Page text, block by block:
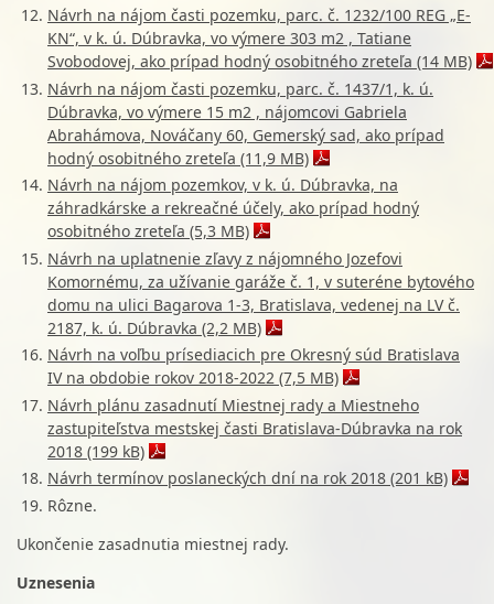
Návrh na nájom časti pozemku, parc. č. 1232/100 REG „E-
KN“, v k. ú. Dúbravka, vo výmere 303 m2 , Tatiane
Svobodovej, ako prípad hodný osobitného zreteľa (14 MB)
Návrh na nájom časti pozemku, parc. č. 1437/1, k. ú.
Dúbravka, vo výmere 15 m2 , nájomcovi Gabriela
Abrahámova, Nováčany 60, Gemerský sad, ako prípad
hodný osobitného zreteľa (11,9 MB)
Návrh na nájom pozemkov, v k. ú. Dúbravka, na
záhradkárske a rekreačné účely, ako prípad hodný
osobitného zreteľa (5,3 MB)
Návrh na uplatnenie zľavy z nájomného Jozefovi
Komornému, za užívanie garáže č. 1, v suteréne bytového
domu na ulici Bagarova 1-3, Bratislava, vedenej na LV č.
2187, k. ú. Dúbravka (2,2 MB)
Návrh na voľbu prísediacich pre Okresný súd Bratislava
IV na obdobie rokov 2018-2022 (7,5 MB)
Návrh plánu zasadnutí Miestnej rady a Miestneho
zastupiteľstva mestskej časti Bratislava-Dúbravka na rok
2018 (199 kB)
Návrh termínov poslaneckých dní na rok 2018 (201 kB)
Rôzne.
Ukončenie zasadnutia miestnej rady.
Uznesenia